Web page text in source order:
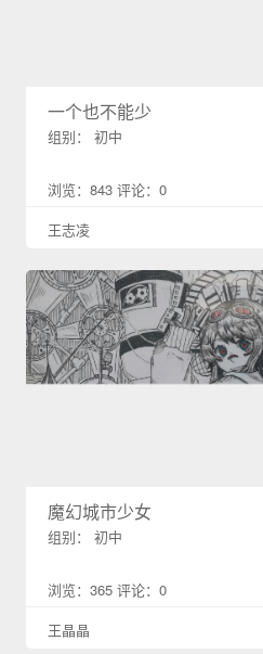
一个也不能少
组别： 初中
浏览：843 评论：0
王志凌
魔幻城市少女
组别： 初中
浏览：365 评论：0
王晶晶